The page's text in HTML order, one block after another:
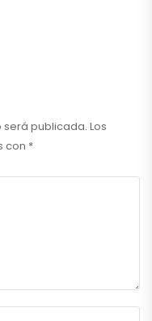
será publicada. Los
con *